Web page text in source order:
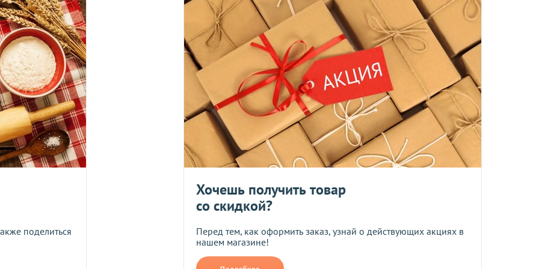
Я даю согласие на обработку моих персональных данных
Прикрепить фото
В формате jpg, png, размером не более 10 мб
с категории "ОПТ
", отправляются за счет клиента!
оператора и не распространяется на ассортимент прессованных дрожжей и товары по оптовым ценам.
скидок.
статус доставки Вашего заказа логистическим оператором, Вы получите на следующий день после отправки заказа.
в течение 14 дней. Пищевые продукты, пригодные к употреблению, возврату и обмену не подлежат.
поделиться
Хочешь получить товар
со скидкой?
Перед тем, как оформить заказ, узнай о действующих акциях в
нашем магазине!